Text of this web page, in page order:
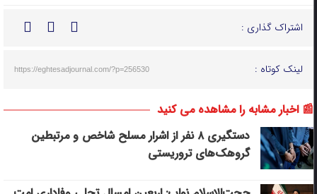
اشتراک گذاری :
لینک کوتاه : https://eghtesadjournal.com/?p=256530
📰 اخبار مشابه را مشاهده می کنید
دستگیری ۸ نفر از اشرار مسلح شاخص و مرتبطین
گروهک‌های تروریستی